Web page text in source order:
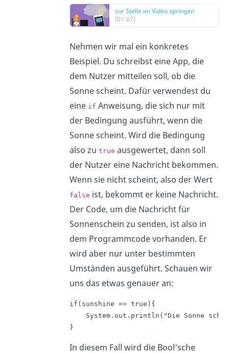
zur Stelle im Video springen
(01:07)
Nehmen wir mal ein konkretes
Beispiel. Du schreibst eine App, die
dem Nutzer mitteilen soll, ob die
Sonne scheint. Dafür verwendest du
eine if Anweisung, die sich nur mit
der Bedingung ausführt, wenn die
Sonne scheint. Wird die Bedingung
also zu true ausgewertet, dann soll
der Nutzer eine Nachricht bekommen.
Wenn sie nicht scheint, also der Wert
false ist, bekommt er keine Nachricht.
Der Code, um die Nachricht für
Sonnenschein zu senden, ist also in
dem Programmcode vorhanden. Er
wird aber nur unter bestimmten
Umständen ausgeführt. Schauen wir
uns das etwas genauer an:
if(sunshine == true){
System.out.println("Die Sonne
}
In diesem Fall wird die Bool’sche